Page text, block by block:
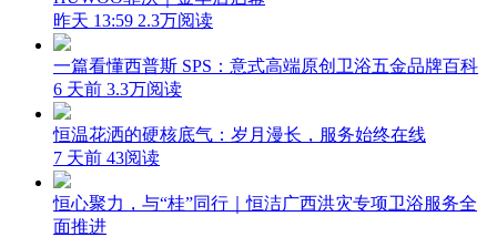
昨天 13:59 2.3万阅读
一篇看懂西普斯 SPS：意式高端原创卫浴五金品牌百科
6 天前 3.3万阅读
恒温花洒的硬核底气：岁月漫长，服务始终在线
7 天前 43阅读
恒心聚力，与“桂”同行｜恒洁广西洪灾专项卫浴服务全
面推进